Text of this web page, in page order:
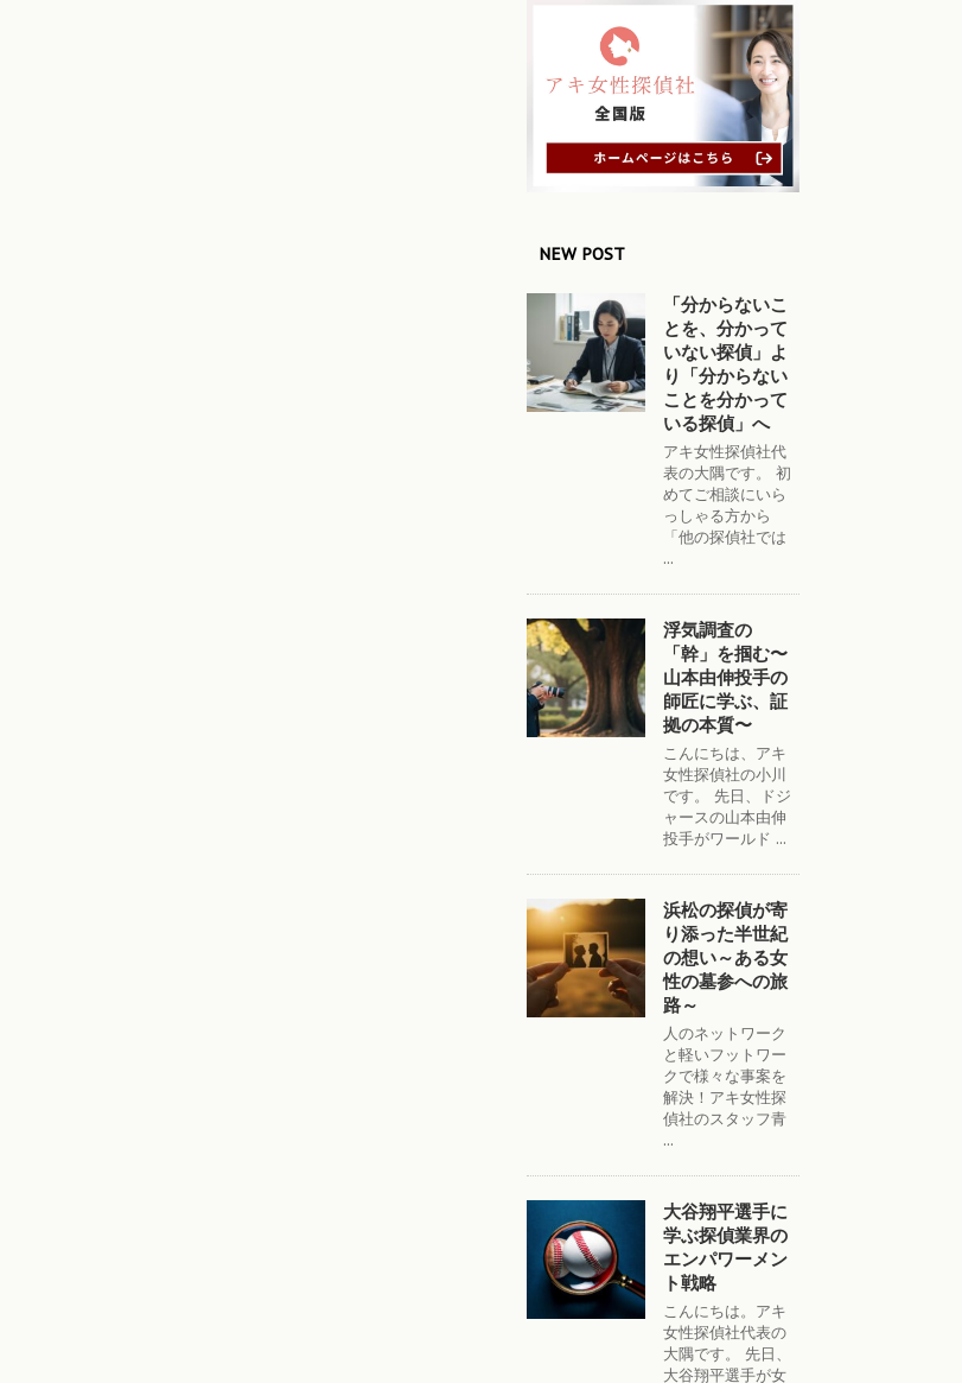
NEW POST
「分からないこ
とを、分かって
いない探偵」よ
り「分からない
ことを分かって
いる探偵」へ
アキ女性探偵社代
表の大隅です。 初
めてご相談にいら
っしゃる方から
「他の探偵社では
...
浮気調査の
「幹」を掴む〜
山本由伸投手の
師匠に学ぶ、証
拠の本質〜
こんにちは、アキ
女性探偵社の小川
です。 先日、ドジ
ャースの山本由伸
投手がワールド ...
浜松の探偵が寄
り添った半世紀
の想い～ある女
性の墓参への旅
路～
人のネットワーク
と軽いフットワー
クで様々な事案を
解決！アキ女性探
偵社のスタッフ青
...
大谷翔平選手に
学ぶ探偵業界の
エンパワーメン
ト戦略
こんにちは。アキ
女性探偵社代表の
大隅です。 先日、
大谷翔平選手が女